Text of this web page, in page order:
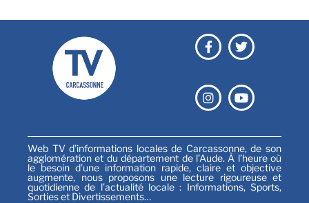
Web TV d’informations locales de Carcassonne, de son
agglomération et du département de l’Aude. À l’heure où
le besoin d’une information rapide, claire et objective
augmente, nous proposons une lecture rigoureuse et
quotidienne de l’actualité locale : Informations, Sports,
Sorties et Divertissements…